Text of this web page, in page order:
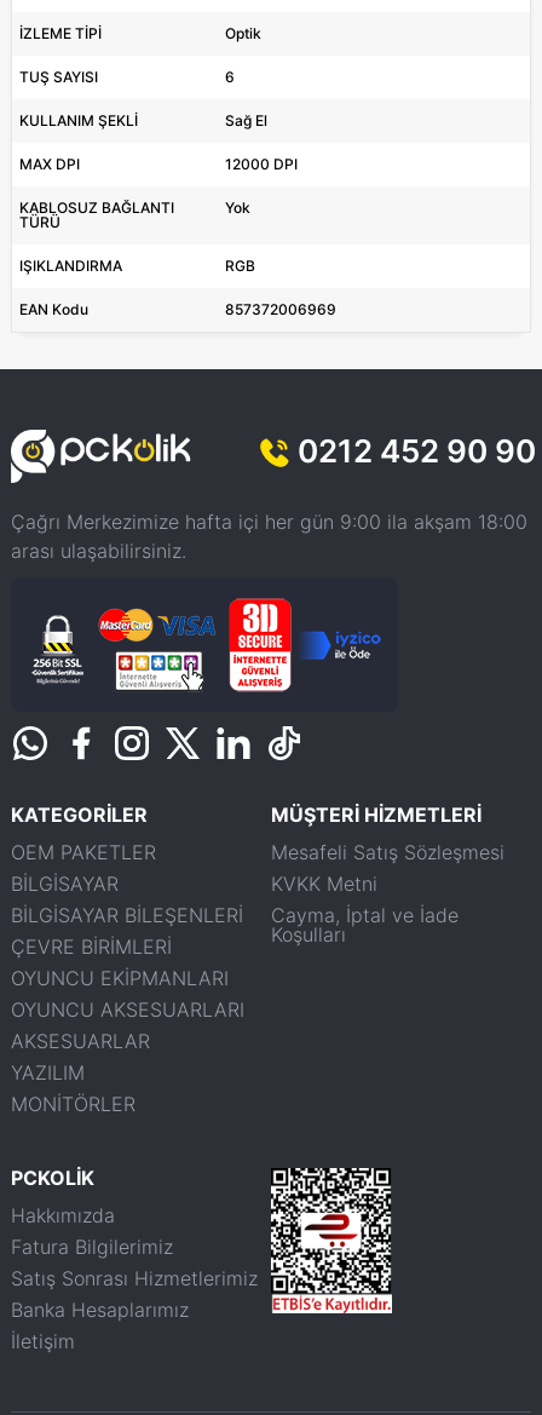
İZLEME TİPİ Optik
TUŞ SAYISI 6
KULLANIM ŞEKLİ Sağ El
MAX DPI 12000 DPI
KABLOSUZ BAĞLANTI
TÜRÜ
Yok
IŞIKLANDIRMA RGB
EAN Kodu 857372006969
0212 452 90 90
Çağrı Merkezimize hafta içi her gün 9:00 ila akşam 18:00
arası ulaşabilirsiniz.
KATEGORİLER
OEM PAKETLER
BİLGİSAYAR
BİLGİSAYAR BİLEŞENLERİ
ÇEVRE BİRİMLERİ
OYUNCU EKİPMANLARI
OYUNCU AKSESUARLARI
AKSESUARLAR
YAZILIM
MONİTÖRLER
MÜŞTERİ HİZMETLERİ
Mesafeli Satış Sözleşmesi
KVKK Metni
Cayma, İptal ve İade
Koşulları
PCKOLİK
Hakkımızda
Fatura Bilgilerimiz
Satış Sonrası Hizmetlerimiz
Banka Hesaplarımız
İletişim